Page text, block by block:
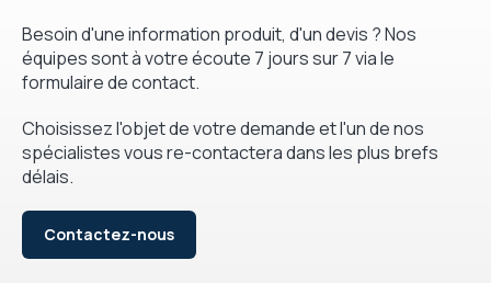
Besoin d'une information produit, d'un devis ? Nos
équipes sont à votre écoute 7 jours sur 7 via le
formulaire de contact.
Choisissez l'objet de votre demande et l'un de nos
spécialistes vous re-contactera dans les plus brefs
délais.
Contactez-nous